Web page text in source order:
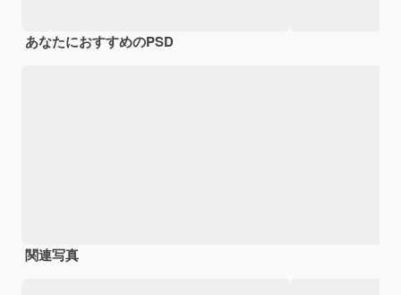
あなたにおすすめのPSD
関連写真